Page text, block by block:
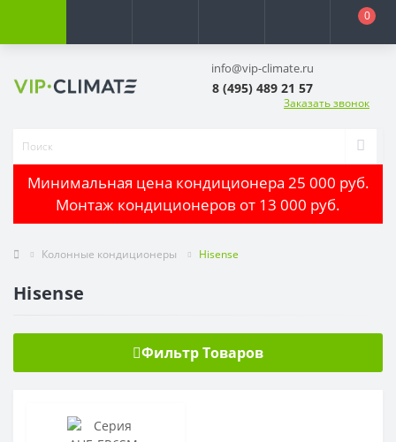
0
info@vip-climate.ru
8 (495) 489 21 57
Заказать звонок
Минимальная цена кондиционера 25 000 руб.
Монтаж кондиционеров от 13 000 руб.
Колонные кондиционеры Hisense
Hisense
Фильтр Товаров